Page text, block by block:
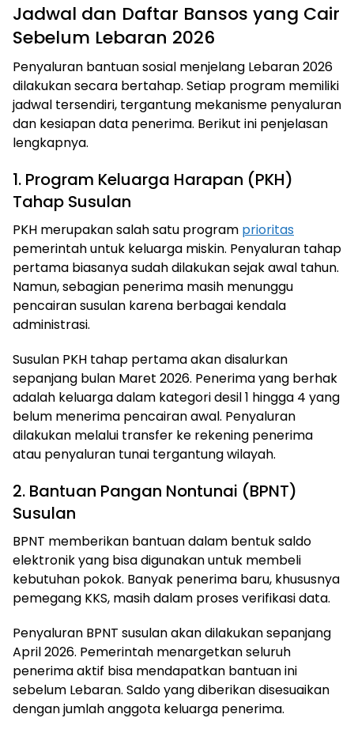
Jadwal dan Daftar Bansos yang Cair
Sebelum Lebaran 2026
Penyaluran bantuan sosial menjelang Lebaran 2026
dilakukan secara bertahap. Setiap program memiliki
jadwal tersendiri, tergantung mekanisme penyaluran
dan kesiapan data penerima. Berikut ini penjelasan
lengkapnya.
1. Program Keluarga Harapan (PKH)
Tahap Susulan
PKH merupakan salah satu program prioritas
pemerintah untuk keluarga miskin. Penyaluran tahap
pertama biasanya sudah dilakukan sejak awal tahun.
Namun, sebagian penerima masih menunggu
pencairan susulan karena berbagai kendala
administrasi.
Susulan PKH tahap pertama akan disalurkan
sepanjang bulan Maret 2026. Penerima yang berhak
adalah keluarga dalam kategori desil 1 hingga 4 yang
belum menerima pencairan awal. Penyaluran
dilakukan melalui transfer ke rekening penerima
atau penyaluran tunai tergantung wilayah.
2. Bantuan Pangan Nontunai (BPNT)
Susulan
BPNT memberikan bantuan dalam bentuk saldo
elektronik yang bisa digunakan untuk membeli
kebutuhan pokok. Banyak penerima baru, khususnya
pemegang KKS, masih dalam proses verifikasi data.
Penyaluran BPNT susulan akan dilakukan sepanjang
April 2026. Pemerintah menargetkan seluruh
penerima aktif bisa mendapatkan bantuan ini
sebelum Lebaran. Saldo yang diberikan disesuaikan
dengan jumlah anggota keluarga penerima.